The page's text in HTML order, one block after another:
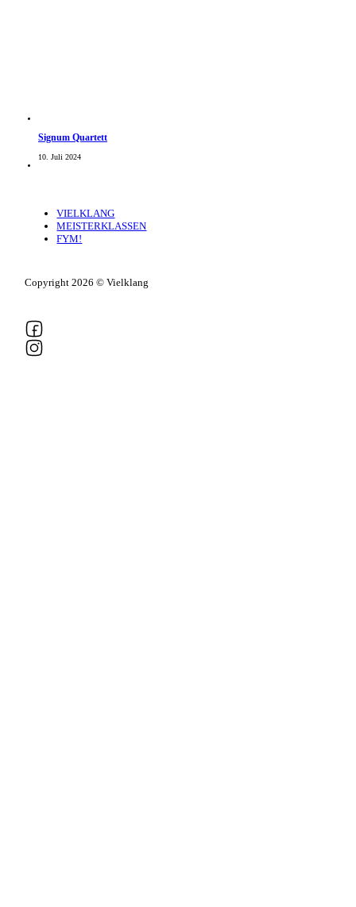
Signum Quartett
10. Juli 2024
Copyright 2026 © Vielklang
VIELKLANG
MEISTERKLASSEN
FYM!
Follow us on Facebook
Follow us on Instagram